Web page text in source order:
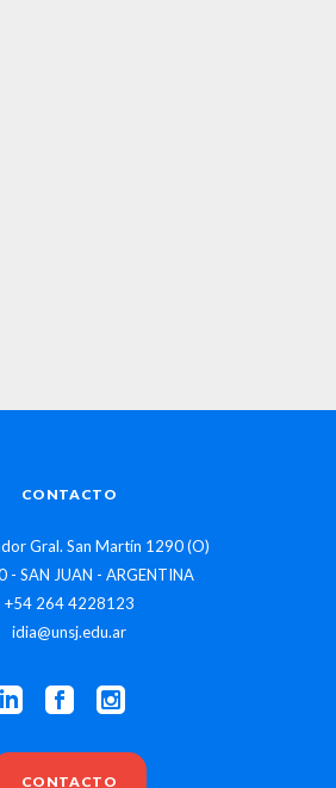
CONTACTO
Gral. San Martín 1290 (O)
- SAN JUAN - ARGENTINA
+54 264 4228123
idia@unsj.edu.ar
CONTACTO